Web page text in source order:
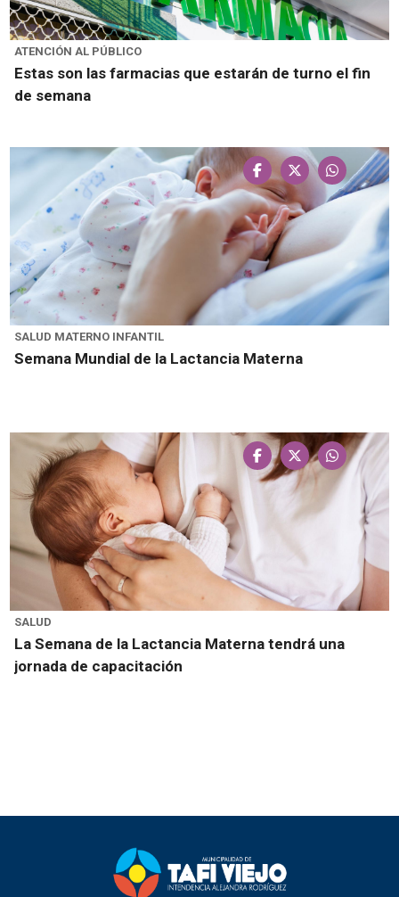
ATENCIÓN AL PÚBLICO
Estas son las farmacias que estarán de turno el fin
de semana
SALUD MATERNO INFANTIL
Semana Mundial de la Lactancia Materna
SALUD
La Semana de la Lactancia Materna tendrá una
jornada de capacitación